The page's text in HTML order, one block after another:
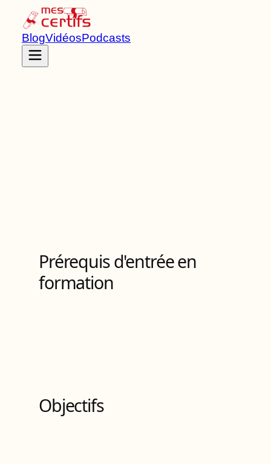
BlogVidéosPodcasts
Prérequis d'entrée en
formation
Objectifs